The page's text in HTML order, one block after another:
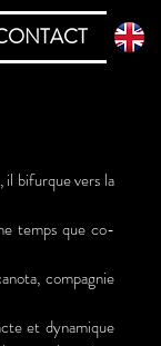
il bifurque vers la
temps que co-
compagnie
et dynamique